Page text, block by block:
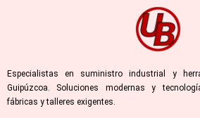
Especialistas en suministro industrial y
Guipúzcoa. Soluciones modernas y
fábricas y talleres exigentes.